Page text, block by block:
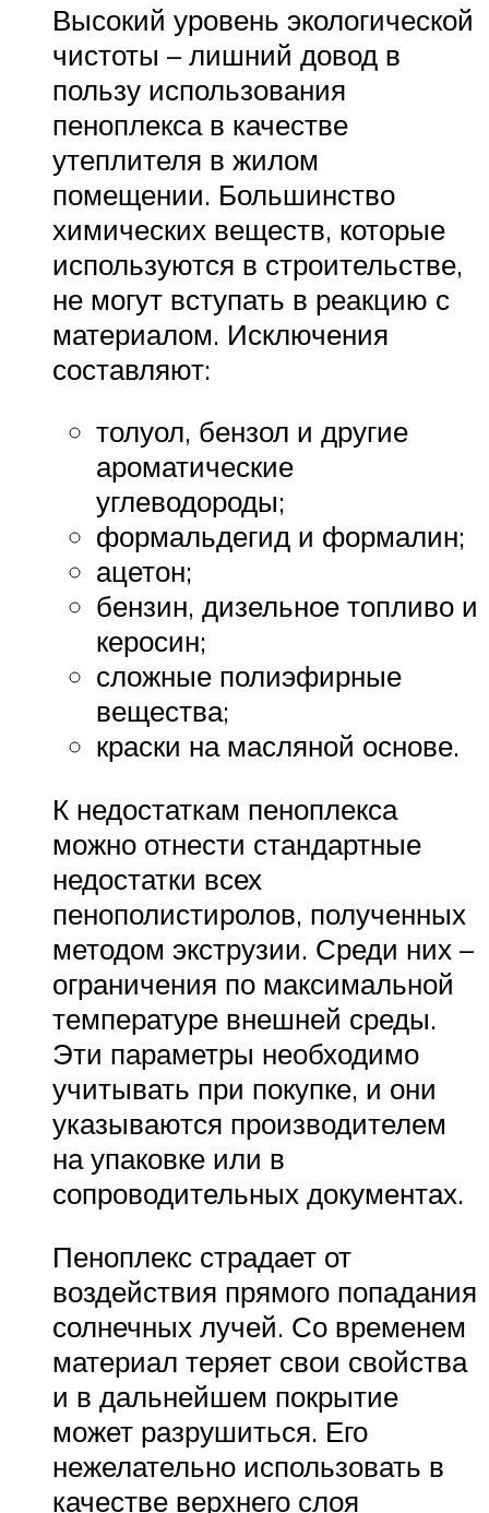
Высокий уровень экологической
чистоты – лишний довод в
пользу использования
пеноплекса в качестве
утеплителя в жилом
помещении. Большинство
химических веществ, которые
используются в строительстве,
не могут вступать в реакцию с
материалом. Исключения
составляют:
толуол, бензол и другие
ароматические
углеводороды;
формальдегид и формалин;
ацетон;
бензин, дизельное топливо и
керосин;
сложные полиэфирные
вещества;
краски на масляной основе.
К недостаткам пеноплекса
можно отнести стандартные
недостатки всех
пенополистиролов, полученных
методом экструзии. Среди них –
ограничения по максимальной
температуре внешней среды.
Эти параметры необходимо
учитывать при покупке, и они
указываются производителем
на упаковке или в
сопроводительных документах.
Пеноплекс страдает от
воздействия прямого попадания
солнечных лучей. Со временем
материал теряет свои свойства
и в дальнейшем покрытие
может разрушиться. Его
нежелательно использовать в
качестве верхнего слоя